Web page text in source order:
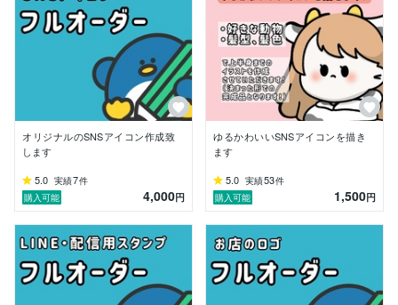
オリジナルのSNSアイコン作成致
します
5.0 実績7件
購入可能
4,000円
ゆるかわいいSNSアイコンを描き
ます
5.0 実績53件
購入可能
1,500円